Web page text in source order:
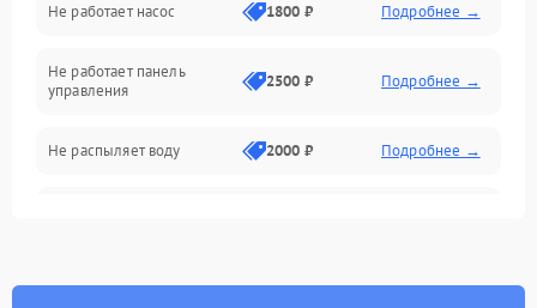
Вода
Гигиена
Программное обеспечение
Не работает насос 1800 ₽ Подробнее →
Не работает панель
управления
2500 ₽ Подробнее →
Не распыляет воду 2000 ₽ Подробнее →
Проблемы с набором